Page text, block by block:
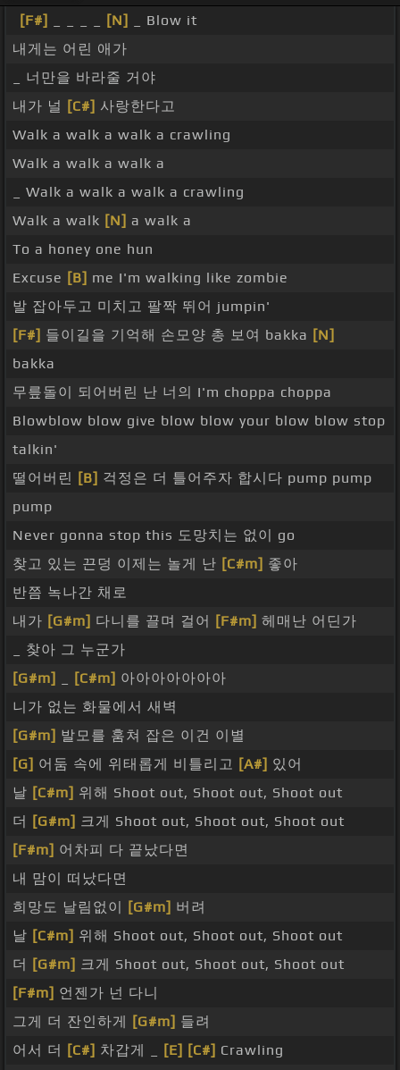
[F#] [N]
_ Blow it
내게는 어린 애가
_ 너만을 바라줄 거야
내가 널 [C#] 사랑한다고
Walk a walk a walk a crawling
Walk a walk a walk a
_ Walk a walk a walk a crawling
Walk a walk [N] a walk a
To a honey one hun
Excuse [B] me I'm walking like zombie
발 잡아두고 미치고 팔짝 뛰어 jumpin'
[F#] 들이길을 기억해 손모양 총 보여 bakka [N]
bakka
무릎돌이 되어버린 난 너의 I'm choppa choppa
Blowblow blow give blow blow your blow blow stop
talkin'
떨어버린 [B] 걱정은 더 틀어주자 합시다 pump pump
pump
Never gonna stop this 도망치는 없이 go
찾고 있는 끈덩 이제는 놀게 난 [C#m] 좋아
반쯤 녹나간 채로
내가 [G#m] 다니를 끌며 걸어 [F#m] 헤매난 어딘가
_ 찾아 그 누군가
[G#m]
[C#m] 아아아아아아아
니가 없는 화물에서 새벽
[G#m] 발모를 훔쳐 잡은 이건 이별
[G] 어둠 속에 위태롭게 비틀리고 [A#] 있어
날 [C#m] 위해 Shoot out, Shoot out, Shoot out
더
[G#m] 크게 Shoot out, Shoot out, Shoot out
[F#m] 어차피 다 끝났다면
내 맘이 떠났다면
희망도 날림없이
[G#m] 버려
날 [C#m] 위해 Shoot out, Shoot out, Shoot out
더
[G#m] 크게 Shoot out, Shoot out, Shoot out
[F#m] 언젠가 넌 다니
그게 더 잔인하게
[G#m] 들려
어서 더
[C#] 차갑게 _ [E] [C#] Crawling